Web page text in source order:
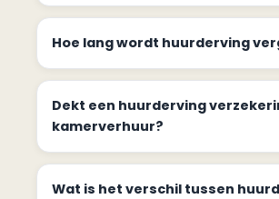
Hoe lang wordt huurderving
Dekt een huurderving
kamerverhuur?
Wat is het verschil tussen